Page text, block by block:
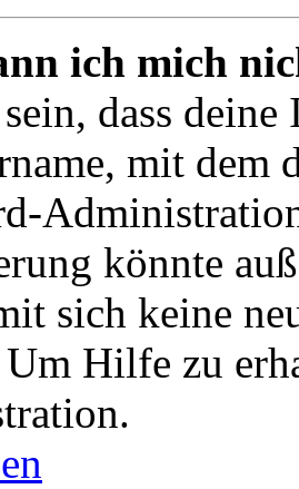
ich mich
dass
mit dem
könnte
sich keine
Hilfe zu